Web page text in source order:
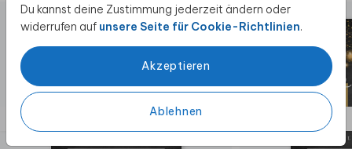
Du kannst deine Zustimmung jederzeit ändern oder
widerrufen auf unsere Seite für Cookie-Richtlinien.
Akzeptieren
Ablehnen